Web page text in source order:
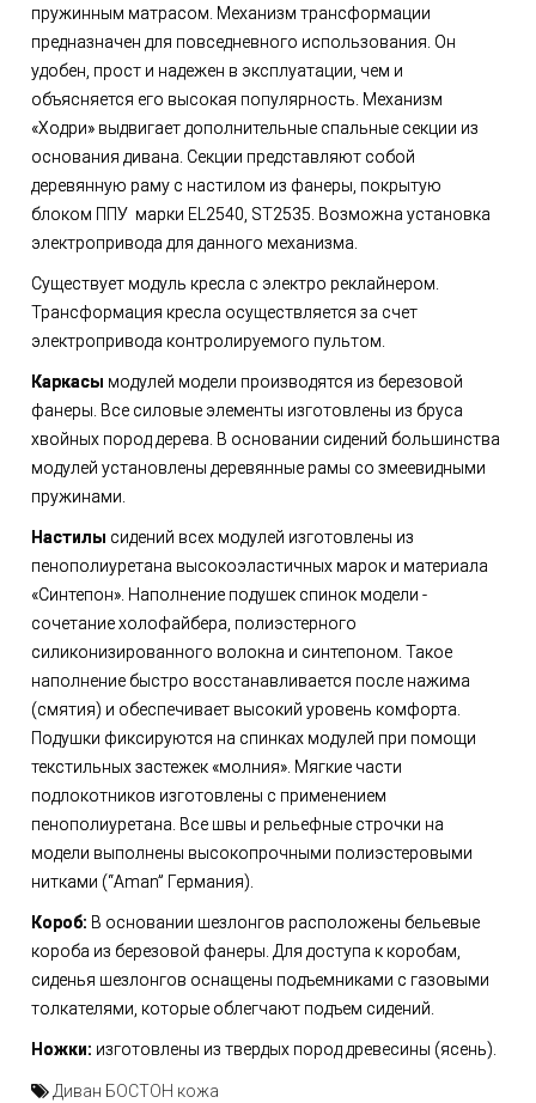
пружинным матрасом. Механизм трансформации
предназначен для повседневного использования. Он
удобен, прост и надежен в эксплуатации, чем и
объясняется его высокая популярность. Механизм
«Ходри» выдвигает дополнительные спальные секции из
основания дивана. Секции представляют собой
деревянную раму с настилом из фанеры, покрытую
блоком ППУ марки EL2540, ST2535. Возможна установка
электропривода для данного механизма.
Существует модуль кресла с электро реклайнером.
Трансформация кресла осуществляется за счет
электропривода контролируемого пультом.
Каркасы модулей модели производятся из березовой
фанеры. Все силовые элементы изготовлены из бруса
хвойных пород дерева. В основании сидений большинства
модулей установлены деревянные рамы со змеевидными
пружинами.
Настилы сидений всех модулей изготовлены из
пенополиуретана высокоэластичных марок и материала
«Синтепон». Наполнение подушек спинок модели -
сочетание холофайбера, полиэстерного
силиконизированного волокна и синтепоном. Такое
наполнение быстро восстанавливается после нажима
(смятия) и обеспечивает высокий уровень комфорта.
Подушки фиксируются на спинках модулей при помощи
текстильных застежек «молния». Мягкие части
подлокотников изготовлены с применением
пенополиуретана. Все швы и рельефные строчки на
модели выполнены высокопрочными полиэстеровыми
нитками (“Aman” Германия).
Короб: В основании шезлонгов расположены бельевые
короба из березовой фанеры. Для доступа к коробам,
сиденья шезлонгов оснащены подъемниками с газовыми
толкателями, которые облегчают подъем сидений.
Ножки: изготовлены из твердых пород древесины (ясень).
Диван БОСТОН кожа